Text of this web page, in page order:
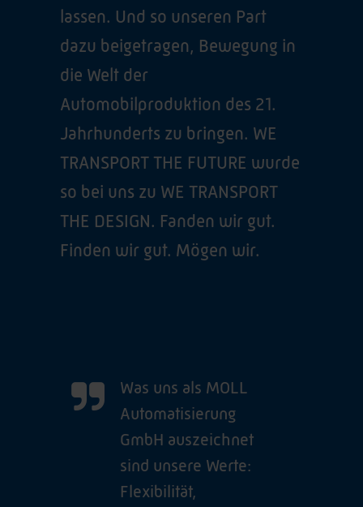
lassen. Und so unseren Part
dazu beigetragen, Bewegung in
die Welt der
Automobilproduktion des 21.
Jahrhunderts zu bringen. WE
TRANSPORT THE FUTURE wurde
so bei uns zu WE TRANSPORT
THE DESIGN. Fanden wir gut.
Finden wir gut. Mögen wir.
Was uns als MOLL
Automatisierung
GmbH auszeichnet
sind unsere Werte:
Flexibilität,